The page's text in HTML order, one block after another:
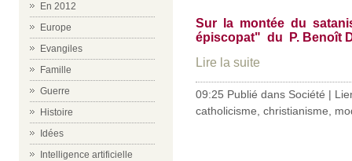
En 2012
Europe
Evangiles
Famille
Guerre
Histoire
Idées
Intelligence artificielle
Sur la montée du
épiscopat" du P. Benoît
Lire la suite
09:25 Publié dans Société |
catholicisme christianisme